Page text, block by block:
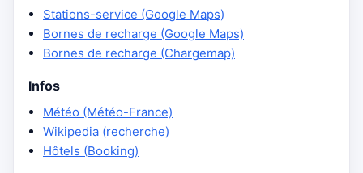
Stations-service (Google Maps)
Bornes de recharge (Google Maps)
Bornes de recharge (Chargemap)
Infos
Météo (Météo-France)
Wikipedia (recherche)
Hôtels (Booking)